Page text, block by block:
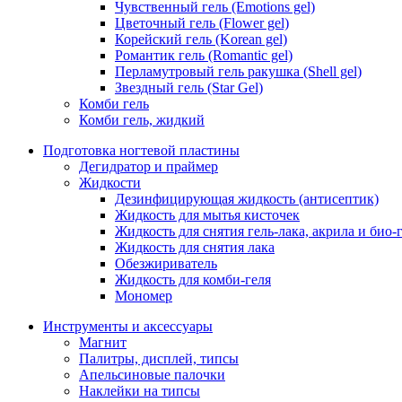
Чувственный гель (Emotions gel)
Цветочный гель (Flower gel)
Корейский гель (Korean gel)
Романтик гель (Romantic gel)
Перламутровый гель ракушка (Shell gel)
Звездный гель (Star Gel)
Комби гель
Комби гель, жидкий
Подготовка ногтевой пластины
Дегидратор и праймер
Жидкости
Дезинфицирующая жидкость (антисептик)
Жидкость для мытья кисточек
Жидкость для снятия гель-лака, акрила и био-
Жидкость для снятия лака
Обезжириватель
Жидкость для комби-геля
Мономер
Инструменты и аксессуары
Магнит
Палитры, дисплей, типсы
Апельсиновые палочки
Наклейки на типсы